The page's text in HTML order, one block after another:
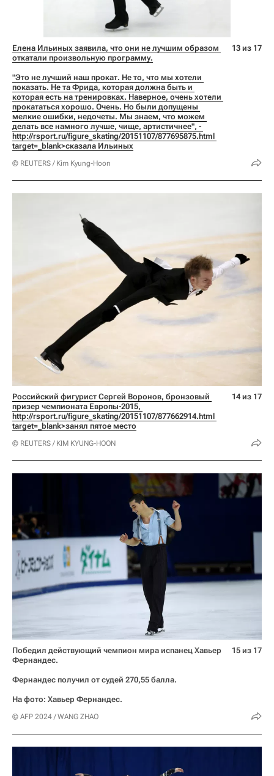
Елена Ильиных заявила, что они не лучшим образом
откатали произвольную программу.
"Это не лучший наш прокат. Не то, что мы хотели
показать. Не та Фрида, которая должна быть и
которая есть на тренировках. Наверное, очень хотели
прокататься хорошо. Очень. Но были допущены
мелкие ошибки, недочеты. Мы знаем, что можем
http://rsport.ru/figure_skating/20151107/877695875.html
target=_blank>сказала Ильиных
© REUTERS / Kim Kyung-Hoon
13 из 17
Российский фигурист Сергей Воронов, бронзовый
http://rsport.ru/figure_skating/20151107/877662914.html
target=_blank>занял пятое место
© REUTERS / KIM KYUNG-HOON
14 из 17
Победил действующий чемпион мира испанец Хавьер
Фернандес.
Фернандес получил от судей 270,55 балла.
На фото: Хавьер Фернандес.
© AFP 2024 / WANG ZHAO
15 из 17